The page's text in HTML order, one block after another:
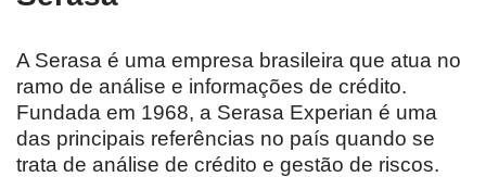
A Serasa é uma empresa brasileira que atua no
ramo de análise e informações de crédito.
Fundada em 1968, a Serasa Experian é uma
das principais referências no país quando se
trata de análise de crédito e gestão de riscos.